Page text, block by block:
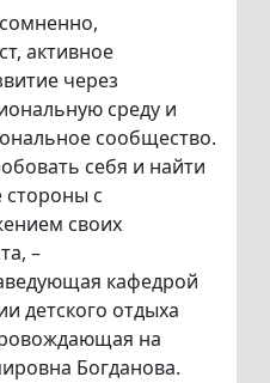
активное
через
среду и
сообщество.
себя и найти
стороны с
своих
–
кафедрой
детского отдыха
на
Богданова.